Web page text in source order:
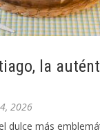
la
2026
dulce más